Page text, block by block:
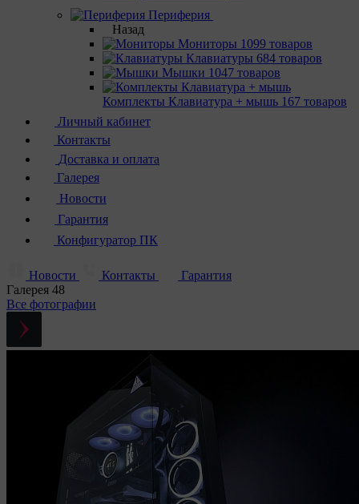
Периферия
Назад
Мониторы 1099 товаров
Клавиатуры 684 товаров
Мышки 1047 товаров
Комплекты Клавиатура + мышь 167 товаров
Личный кабинет
Контакты
Доставка и оплата
Галерея
Новости
Гарантия
Конфигуратор ПК
Новости Контакты
Гарантия
Галерея 48
Все фотографии